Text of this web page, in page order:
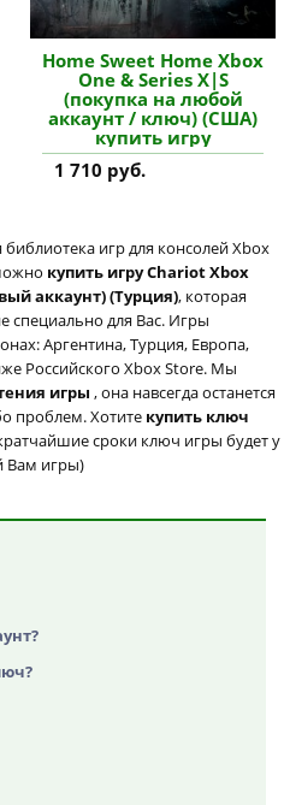
Home Sweet Home Xbox
One & Series X|S
(покупка на любой
аккаунт / ключ) (США)
купить игру
1 710 руб.
игр для консолей Xbox
купить игру Chariot Xbox
аккаунт) (Турция), которая
специально для Вас. Игры
Аргентина, Турция, Европа,
Российского Xbox Store. Мы
игры , она навсегда останется
проблем. Хотите купить ключ
сроки ключ игры будет у
Вам игры)